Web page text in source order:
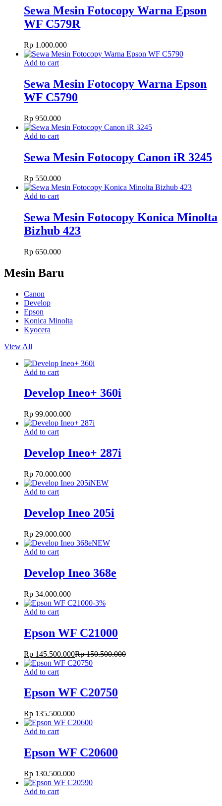
Sewa Mesin Fotocopy Warna Epson
WF C579R
Rp 1.000.000
Add to cart
Sewa Mesin Fotocopy Warna Epson
WF C5790
Rp 950.000
Add to cart
Sewa Mesin Fotocopy Canon iR 3245
Rp 550.000
Add to cart
Sewa Mesin Fotocopy Konica Minolta
Bizhub 423
Rp 650.000
Mesin Baru
Canon
Develop
Epson
Konica Minolta
Kyocera
View All
Add to cart
Develop Ineo+ 360i
Rp 99.000.000
Add to cart
Develop Ineo+ 287i
Rp 70.000.000
NEW
Add to cart
Develop Ineo 205i
Rp 29.000.000
NEW
Add to cart
Develop Ineo 368e
Rp 34.000.000
-3%
Add to cart
Epson WF C21000
Rp 145.500.000Rp150.500.000
Add to cart
Epson WF C20750
Rp 135.500.000
Add to cart
Epson WF C20600
Rp 130.500.000
Add to cart